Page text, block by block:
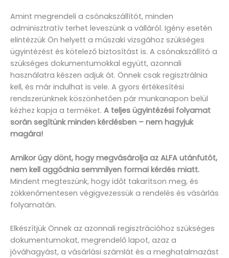
Amint megrendeli a csónakszállítót, minden
adminisztratív terhet leveszünk a válláról. Igény esetén
elintézzük Ön helyett a műszaki vizsgához szükséges
ügyintézést és kötelező biztosítást is. A csónakszállító a
szükséges dokumentumokkal együtt, azonnali
használatra készen adjuk át. Önnek csak regisztrálnia
kell, és már indulhat is vele. A gyors értékesítési
rendszerünknek köszönhetően pár munkanapon belül
kézhez kapja a terméket. A teljes ügyintézési folyamat
során segítünk minden kérdésben – nem hagyjuk
magára!
Amikor úgy dönt, hogy megvásárolja az ALFA utánfutót,
nem kell aggódnia semmilyen formai kérdés miatt.
Mindent megteszünk, hogy időt takarítson meg, és
zökkenőmentesen végigvezessük a rendelés és vásárlás
folyamatán.
Elkészítjük Önnek az azonnali regisztrációhoz szükséges
dokumentumokat, megrendelő lapot, azaz a
jóváhagyást, a vásárlási számlát és a meghatalmazást